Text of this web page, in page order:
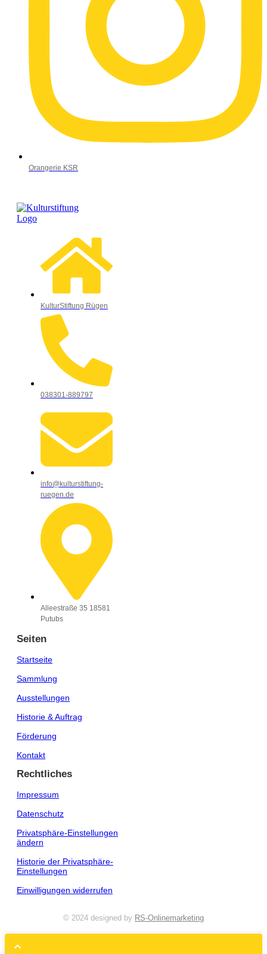
Orangerie KSR
KulturStiftung Rügen
038301-889797
info@kulturstiftung-
ruegen.de
Alleestraße 35 18581
Putubs
Seiten
Startseite
Sammlung
Ausstellungen
Historie & Auftrag
Förderung
Kontakt
Rechtliches
Impressum
Datenschutz
Privatsphäre-Einstellungen
ändern
Historie der Privatsphäre-
Einstellungen
Einwilligungen widerrufen
© 2024 designed by RS-Onlinemarketing